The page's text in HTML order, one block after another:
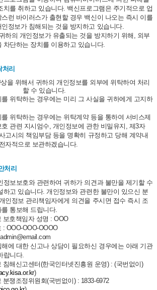
치를 취하고 있습니다. 백신프로그램은 주기적으로 업
런 바이러스가 출현할 경우 백신이 나오는 즉시 이를
정보가 침해되는 것을 방지하고 있습니다.
하의 개인정보가 유출되는 것을 방지하기 위해, 외부
차단하는 장치를 이용하고 있습니다.
리
을 위해서 귀하의 개인정보를 외부에 위탁하여 처리
할 수 있습니다.
위탁하는 경우에는 미리 그 사실을 귀하에게 고지하
위탁하는 경우에는 위탁계약 등을 통하여 서비스제
관련 지시엄수, 개인정보에 관한 비밀유지, 제3자
고시의 책임부담 등을 명확히 규정하고 당해 계약내
자적으로 보관하겠습니다.
처리
정보보호와 관련하여 귀하가 의견과 불만을 제기할 수
하고 있습니다. 개인정보와 관련한 불만이 있으신 분
인정보 관리책임자에게 의견을 주시면 접수 즉시 조
통보해 드립니다.
보호책임자 성명 : OOO
: OOO-OOO-OOOO
에 대한 신고나 상담이 필요하신 경우에는 아래 기관
랍니다.
침해신고센터(한국인터넷진흥원 운영) : (국번없이)
)
분쟁조정위원회(국번없이) : 1833-6972